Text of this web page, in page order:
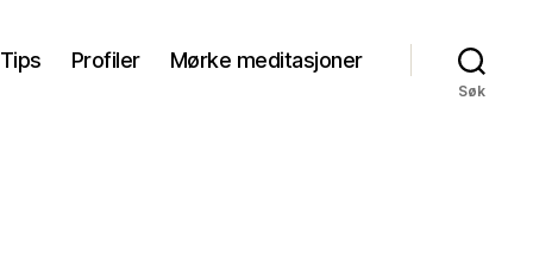
Tips Profiler Mørke meditasjoner
Søk